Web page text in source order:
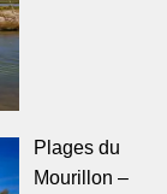
Plages du
Mourillon –